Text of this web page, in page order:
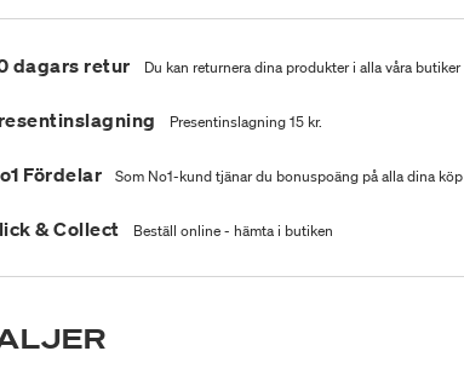
dagars retur Du kan returnera dina produkter i alla våra butiker
Presentinslagning 15 kr.
Fördelar Som No1-kund tjänar du bonuspoäng på alla dina köp
& Collect Beställ online - hämta i butiken